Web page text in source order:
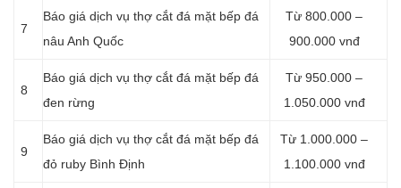
7
Báo giá dịch vụ thợ cắt đá mặt bếp đá
nâu Anh Quốc
Từ 800.000 –
900.000 vnđ
8
Báo giá dịch vụ thợ cắt đá mặt bếp đá
đen rừng
Từ 950.000 –
1.050.000 vnđ
9
Báo giá dịch vụ thợ cắt đá mặt bếp đá
đỏ ruby Bình Định
Từ 1.000.000 –
1.100.000 vnđ